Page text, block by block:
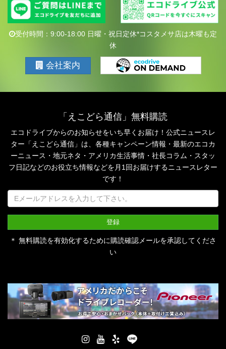
受付時間：9:00-18:00 日曜・祝日定休*コスタメサ店は木曜も定
休
会社案内
「えこどら通信」無料購読
エコドライブからのお知らせをいち早くお届け！公式ニュースレ
ター「えこどら通信」は、 各種キャンペーン情報・最新のエコカ
ーニュース・地元ネタ・アメリカ生活事情・社長コラム・ スタッ
フ日記などのお役立ち情報などを月1回お届けするニュースレター
です！
＊ 無料購読を有効化するために購読確認メールを承認してくださ
い